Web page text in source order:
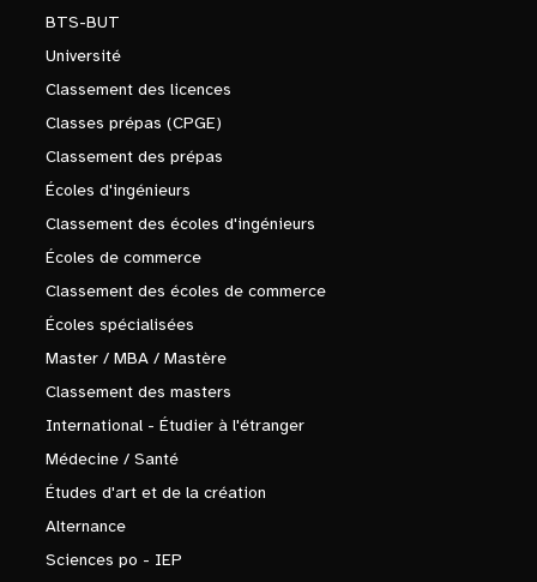
BTS-BUT
Université
Classement des licences
Classes prépas (CPGE)
Classement des prépas
Écoles d'ingénieurs
Classement des écoles d'ingénieurs
Écoles de commerce
Classement des écoles de commerce
Écoles spécialisées
Master / MBA / Mastère
Classement des masters
International - Étudier à l'étranger
Médecine / Santé
Études d'art et de la création
Alternance
Sciences po - IEP